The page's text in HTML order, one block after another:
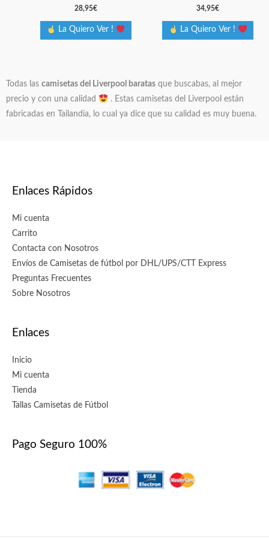
28,95€
La Quiero Ver !
la
página
34,95€
La Quiero Ver !
la
página
Todas las camisetas del Liverpool baratas que buscabas, al mejor
precio y con una calidad
. Estas camisetas del Liverpool están
fabricadas en Tailandia, lo cual ya dice que su calidad es muy buena.
Enlaces Rápidos
Mi cuenta
Carrito
Contacta con Nosotros
Envíos de Camisetas de fútbol por DHL/UPS/CTT Express
Preguntas Frecuentes
Sobre Nosotros
Enlaces
Inicio
Mi cuenta
Tienda
Tallas Camisetas de Fútbol
Pago Seguro 100%